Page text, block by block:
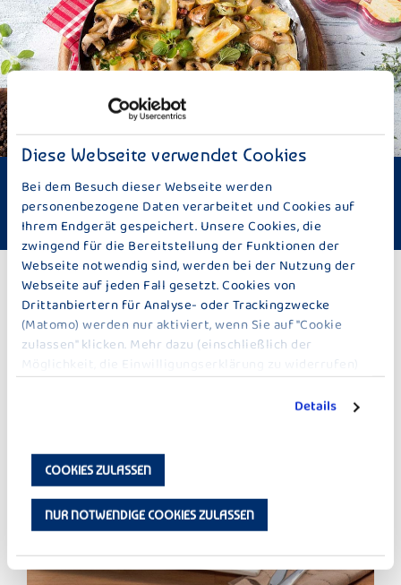
Diese Webseite verwendet Cookies
Bei dem Besuch dieser Webseite werden
personenbezogene Daten verarbeitet und Cookies auf
Ihrem Endgerät gespeichert. Unsere Cookies, die
zwingend für die Bereitstellung der Funktionen der
Webseite notwendig sind, werden bei der Nutzung der
Webseite auf jeden Fall gesetzt. Cookies von
Drittanbiertern für Analyse- oder Trackingzwecke
(Matomo) werden nur aktiviert, wenn Sie auf "Cookie
zulassen" klicken. Mehr dazu (einschließlich der
Möglichkeit, die Einwilligungserklärung zu widerrufen)
erfahren Sie in unsererDatenschutzerklärung.
Details
COOKIES ZULASSEN
NUR NOTWENDIGE COOKIES ZULASSEN
Schwierigkeit: Mittel Zubereitungszeit ca. 45 Minuten
Fleischgericht
ZU DEN REZEPTEN
WEITERE IDEEN ZU HAUPTGERICHTE